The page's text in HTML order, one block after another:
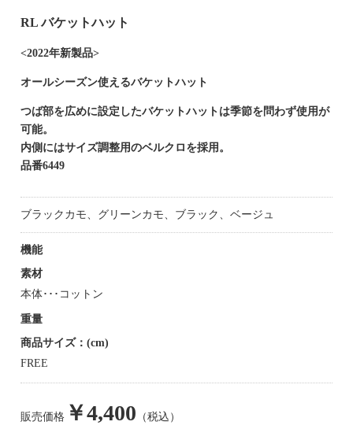
RL バケットハット
<2022年新製品>
オールシーズン使えるバケットハット
つば部を広めに設定したバケットハットは季節を問わず使用が
可能。
内側にはサイズ調整用のベルクロを採用。
品番6449
ブラックカモ、グリーンカモ、ブラック、ベージュ
機能
素材
本体･･･コットン
重量
商品サイズ：(cm)
FREE
販売価格 ￥4,400 （税込）